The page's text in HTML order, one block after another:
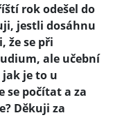
rok odešel do
jestli dosáhnu
že se při
ale učební
jak je to u
se počítat a za
Děkuji za